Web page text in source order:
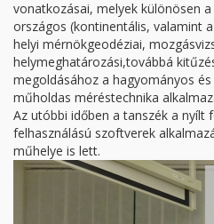
vonatkozásai, melyek különösen
országos (kontinentális, valamint
helyi mérnökgeodéziai,
helymeghatározási,továbbá
megoldásához a hagyományos
műholdas méréstechnika
Az utóbbi időben a tanszék a nyílt
felhasználású szoftverek
műhelye is lett.